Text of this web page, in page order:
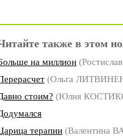
также в этом
на миллион
(Ольга
стоим? (Юлия
терапии (Валентина